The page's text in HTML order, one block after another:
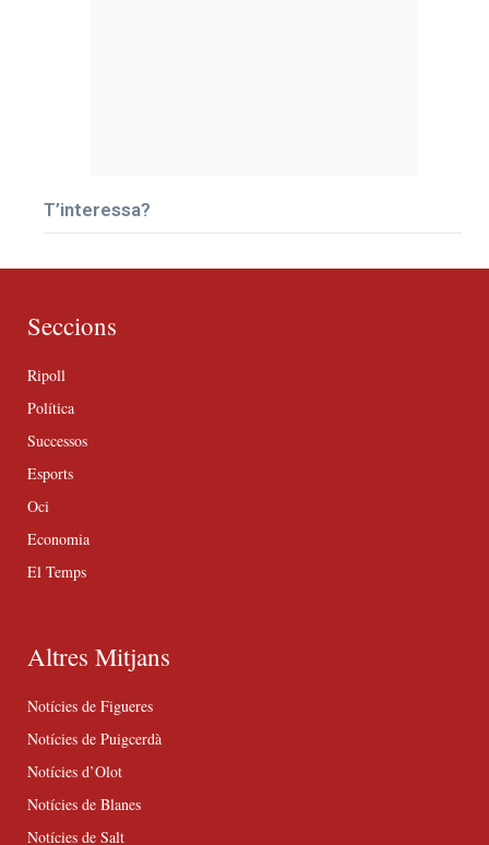
T’interessa?
Seccions
Ripoll
Política
Successos
Esports
Oci
Economia
El Temps
Altres Mitjans
Notícies de Figueres
Notícies de Puigcerdà
Notícies d’Olot
Notícies de Blanes
Notícies de Salt